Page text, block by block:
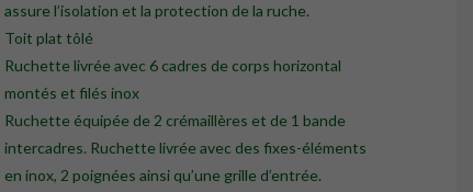
assure l’isolation et la protection de la ruche.
Toit plat tôlé
Ruchette livrée avec 6 cadres de corps horizontal
montés et filés inox
Ruchette équipée de 2 crémaillères et de 1 bande
intercadres. Ruchette livrée avec des fixes-éléments
en inox, 2 poignées ainsi qu’une grille d’entrée.